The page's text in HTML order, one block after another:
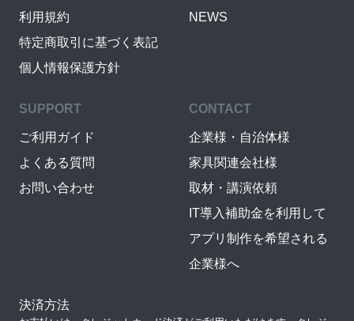
利用規約
特定商取引に基づく表記
個人情報保護方針
NEWS
SUPPORT
ご利用ガイド
よくある質問
お問い合わせ
CONTACT
企業様・自治体様
家具関連会社様
取材・講演依頼
IT導入補助金を利用して
アプリ制作を希望される
企業様へ
決済方法